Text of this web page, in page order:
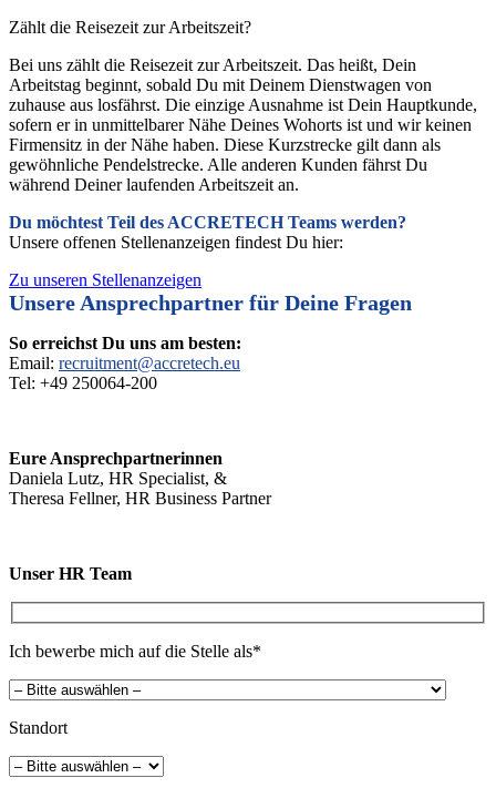
Zählt die Reisezeit zur Arbeitszeit?
Bei uns zählt die Reisezeit zur Arbeitszeit. Das heißt, Dein
Arbeitstag beginnt, sobald Du mit Deinem Dienstwagen von
zuhause aus losfährst. Die einzige Ausnahme ist Dein Hauptkunde,
sofern er in unmittelbarer Nähe Deines Wohorts ist und wir keinen
Firmensitz in der Nähe haben. Diese Kurzstrecke gilt dann als
gewöhnliche Pendelstrecke. Alle anderen Kunden fährst Du
während Deiner laufenden Arbeitszeit an.
Du möchtest Teil des ACCRETECH Teams werden?
Unsere offenen Stellenanzeigen findest Du hier:
Zu unseren Stellenanzeigen
Unsere Ansprechpartner für Deine Fragen
So erreichst Du uns am besten:
Email: recruitment@accretech.eu
Tel: +49 250064-200
Eure Ansprechpartnerinnen
Daniela Lutz, HR Specialist, &
Theresa Fellner, HR Business Partner
Unser HR Team
Ich bewerbe mich auf die Stelle als*
Standort